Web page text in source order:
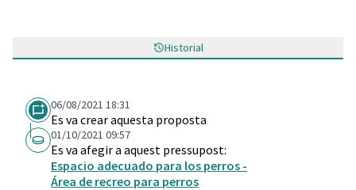
Historial
06/08/2021 18:31
Es va crear aquesta proposta
01/10/2021 09:57
Es va afegir a aquest pressupost:
Espacio adecuado para los perros -
Área de recreo para perros